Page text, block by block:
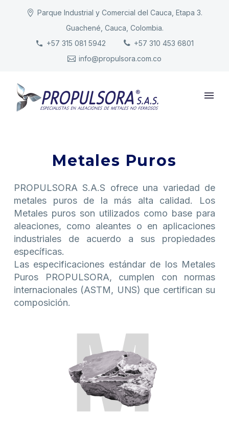
Parque Industrial y Comercial del Cauca, Etapa 3.
Guachené, Cauca, Colombia.
+57 315 081 5942
+57 310 453 6801
info@propulsora.com.co
INICIO
PRODUCTOS
Metales Puros
PROPULSORA S.A.S ofrece una variedad de
metales puros de la más alta calidad. Los
Metales puros son utilizados como base para
aleaciones, como aleantes o en aplicaciones
industriales de acuerdo a sus propiedades
específicas.
Las especificaciones estándar de los Metales
Puros PROPULSORA, cumplen con normas
internacionales (ASTM, UNS) que certifican su
composición.